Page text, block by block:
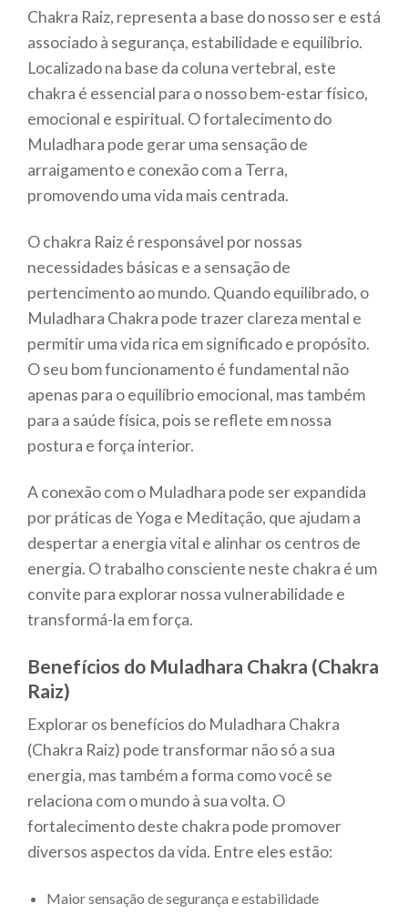
Chakra Raiz, representa a base do nosso ser e está
associado à segurança, estabilidade e equilíbrio.
Localizado na base da coluna vertebral, este
chakra é essencial para o nosso bem-estar físico,
emocional e espiritual. O fortalecimento do
Muladhara pode gerar uma sensação de
arraigamento e conexão com a Terra,
promovendo uma vida mais centrada.
O chakra Raiz é responsável por nossas
necessidades básicas e a sensação de
pertencimento ao mundo. Quando equilibrado, o
Muladhara Chakra pode trazer clareza mental e
permitir uma vida rica em significado e propósito.
O seu bom funcionamento é fundamental não
apenas para o equilíbrio emocional, mas também
para a saúde física, pois se reflete em nossa
postura e força interior.
A conexão com o Muladhara pode ser expandida
por práticas de Yoga e Meditação, que ajudam a
despertar a energia vital e alinhar os centros de
energia. O trabalho consciente neste chakra é um
convite para explorar nossa vulnerabilidade e
transformá-la em força.
Benefícios do Muladhara Chakra (Chakra
Raiz)
Explorar os benefícios do Muladhara Chakra
(Chakra Raiz) pode transformar não só a sua
energia, mas também a forma como você se
relaciona com o mundo à sua volta. O
fortalecimento deste chakra pode promover
diversos aspectos da vida. Entre eles estão:
Maior sensação de segurança e estabilidade